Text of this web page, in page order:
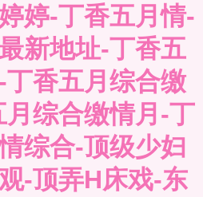
婷-丁香五月情-
新地址-丁香五
丁香五月综合缴
综合缴情月-丁
综合-顶级少妇
-顶弄H床戏-东